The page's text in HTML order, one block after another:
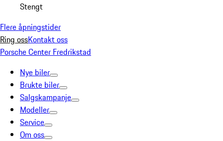
Stengt
Flere åpningstider
Ring ossKontakt oss
Porsche Center Fredrikstad
Nye biler
Brukte biler
Salgskampanje
Modeller
Service
Om oss